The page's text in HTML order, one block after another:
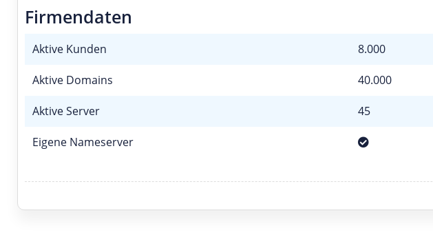
Firmendaten
Aktive Kunden 8.000
Aktive Domains 40.000
Aktive Server 45
Eigene Nameserver